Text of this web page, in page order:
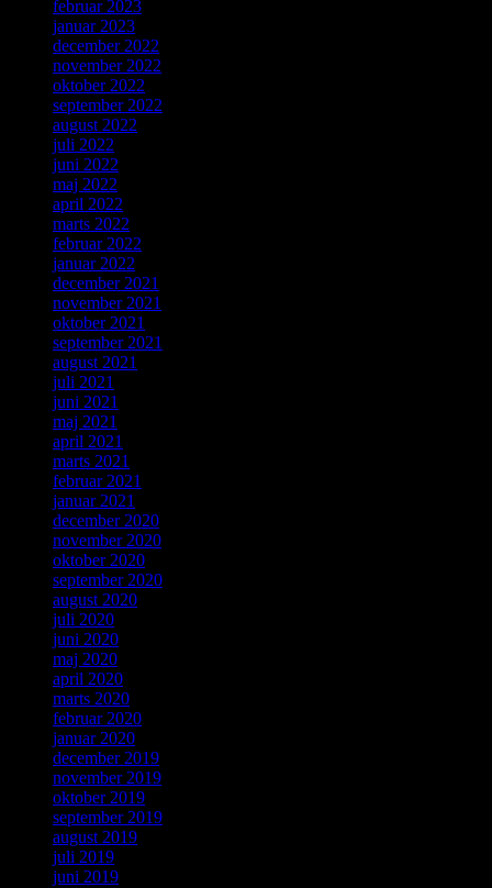
februar 2023
januar 2023
december 2022
november 2022
oktober 2022
september 2022
august 2022
juli 2022
juni 2022
maj 2022
april 2022
marts 2022
februar 2022
januar 2022
december 2021
november 2021
oktober 2021
september 2021
august 2021
juli 2021
juni 2021
maj 2021
april 2021
marts 2021
februar 2021
januar 2021
december 2020
november 2020
oktober 2020
september 2020
august 2020
juli 2020
juni 2020
maj 2020
april 2020
marts 2020
februar 2020
januar 2020
december 2019
november 2019
oktober 2019
september 2019
august 2019
juli 2019
juni 2019